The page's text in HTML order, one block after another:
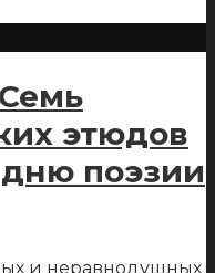
этюдов
поэзии
и неравнодушных